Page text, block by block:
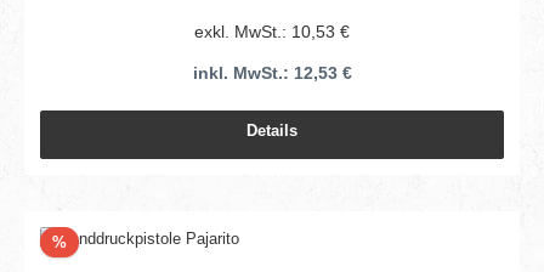
exkl. MwSt.: 10,53 €
inkl. MwSt.: 12,53 €
Details
%Rabatt